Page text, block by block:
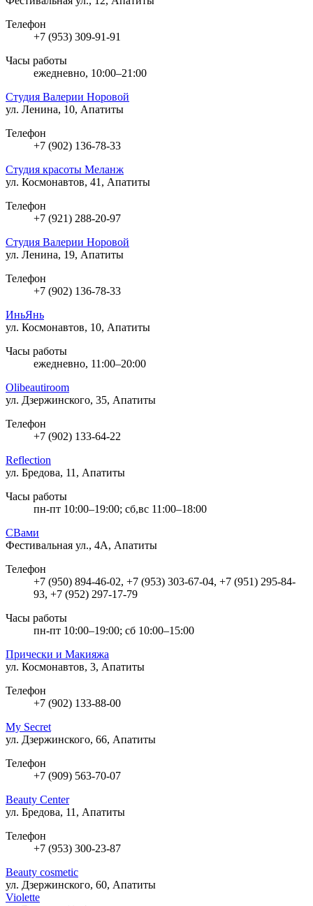
Телефон
+7 (953) 309-91-91
Часы работы
ежедневно, 10:00–21:00
Студия Валерии Норовой
ул. Ленина, 10, Апатиты
Телефон
+7 (902) 136-78-33
Студия красоты Меланж
ул. Космонавтов, 41, Апатиты
Телефон
+7 (921) 288-20-97
Студия Валерии Норовой
ул. Ленина, 19, Апатиты
Телефон
+7 (902) 136-78-33
ИньЯнь
ул. Космонавтов, 10, Апатиты
Часы работы
ежедневно, 11:00–20:00
Olibeautiroom
ул. Дзержинского, 35, Апатиты
Телефон
+7 (902) 133-64-22
Reflection
ул. Бредова, 11, Апатиты
Часы работы
пн-пт 10:00–19:00; сб,вс 11:00–18:00
СВами
Фестивальная ул., 4А, Апатиты
Телефон
+7 (950) 894-46-02, +7 (953) 303-67-04, +7 (951) 295-84-
93, +7 (952) 297-17-79
Часы работы
пн-пт 10:00–19:00; сб 10:00–15:00
Прически и Макияжа
ул. Космонавтов, 3, Апатиты
Телефон
+7 (902) 133-88-00
My Secret
ул. Дзержинского, 66, Апатиты
Телефон
+7 (909) 563-70-07
Beauty Center
ул. Бредова, 11, Апатиты
Телефон
+7 (953) 300-23-87
Beauty cosmetic
ул. Дзержинского, 60, Апатиты
Violette